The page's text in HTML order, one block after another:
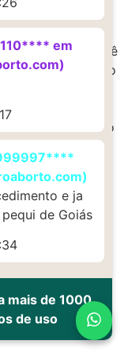
para Ajudar Você
qual a venda do
em vários
hospitalar O
é caracterizado
lisas do
Whatsapp: […]
em
e ja
de Goiás
mais de 1000
de uso